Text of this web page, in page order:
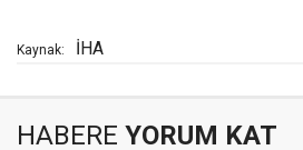
Kaynak: İHA
HABERE YORUM KAT